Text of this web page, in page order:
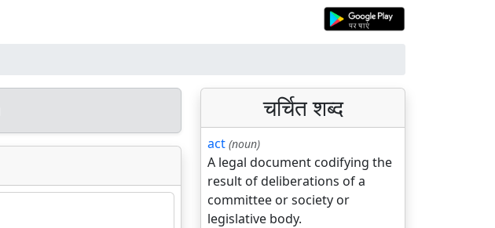
चर्चित शब्द
act (noun)
A legal document codifying the
result of deliberations of a
committee or society or
legislative body.